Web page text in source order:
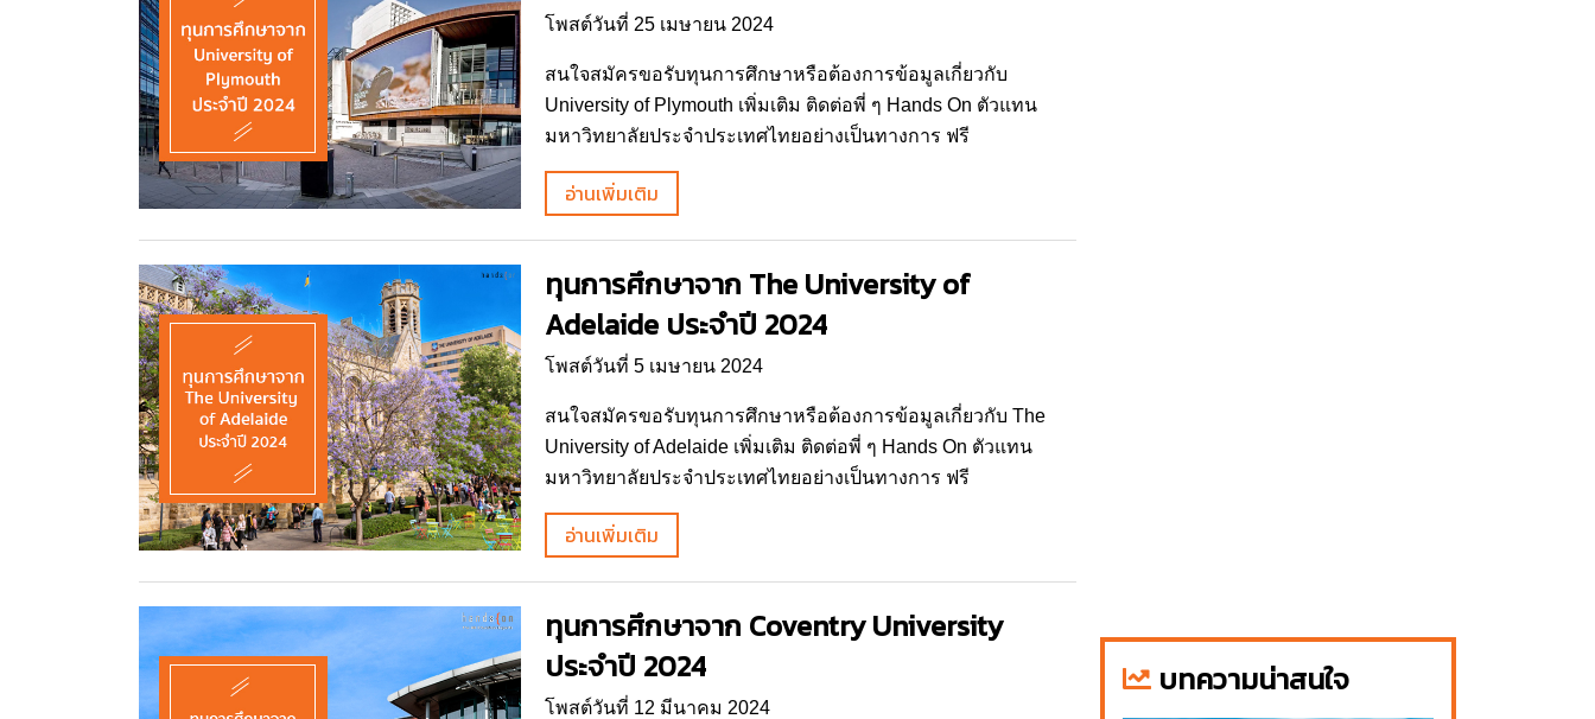
โพสต์วันที่ 25 เมษายน 2024
สนใจสมัครขอรับทุนการศึกษาหรือต้องการข้อมูลเกี่ยวกับ
University of Plymouth เพิ่มเติม ติดต่อพี่ ๆ Hands On ตัวแทน
มหาวิทยาลัยประจำประเทศไทยอย่างเป็นทางการ ฟรี
อ่านเพิ่มเติม
ทุนการศึกษาจาก The University of
Adelaide ประจำปี 2024
โพสต์วันที่ 5 เมษายน 2024
สนใจสมัครขอรับทุนการศึกษาหรือต้องการข้อมูลเกี่ยวกับ The
University of Adelaide เพิ่มเติม ติดต่อพี่ ๆ Hands On ตัวแทน
มหาวิทยาลัยประจำประเทศไทยอย่างเป็นทางการ ฟรี
อ่านเพิ่มเติม
ทุนการศึกษาจาก Coventry University
ประจำปี 2024
โพสต์วันที่ 12 มีนาคม 2024
บทความน่าสนใจ